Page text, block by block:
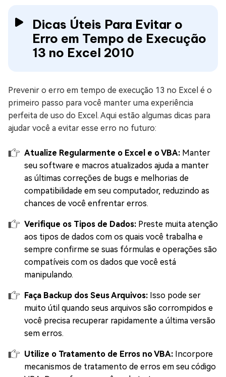
Dicas Úteis Para Evitar o
Erro em Tempo de Execução
13 no Excel 2010
Prevenir o erro em tempo de execução 13 no Excel é o
primeiro passo para você manter uma experiência
perfeita de uso do Excel. Aqui estão algumas dicas para
ajudar você a evitar esse erro no futuro:
Atualize Regularmente o Excel e o VBA: Manter
seu software e macros atualizados ajuda a manter
as últimas correções de bugs e melhorias de
compatibilidade em seu computador, reduzindo as
chances de você enfrentar erros.
Verifique os Tipos de Dados: Preste muita atenção
aos tipos de dados com os quais você trabalha e
sempre confirme se suas fórmulas e operações são
compatíveis com os dados que você está
manipulando.
Faça Backup dos Seus Arquivos: Isso pode ser
muito útil quando seus arquivos são corrompidos e
você precisa recuperar rapidamente a última versão
sem erros.
Utilize o Tratamento de Erros no VBA: Incorpore
mecanismos de tratamento de erros em seu código